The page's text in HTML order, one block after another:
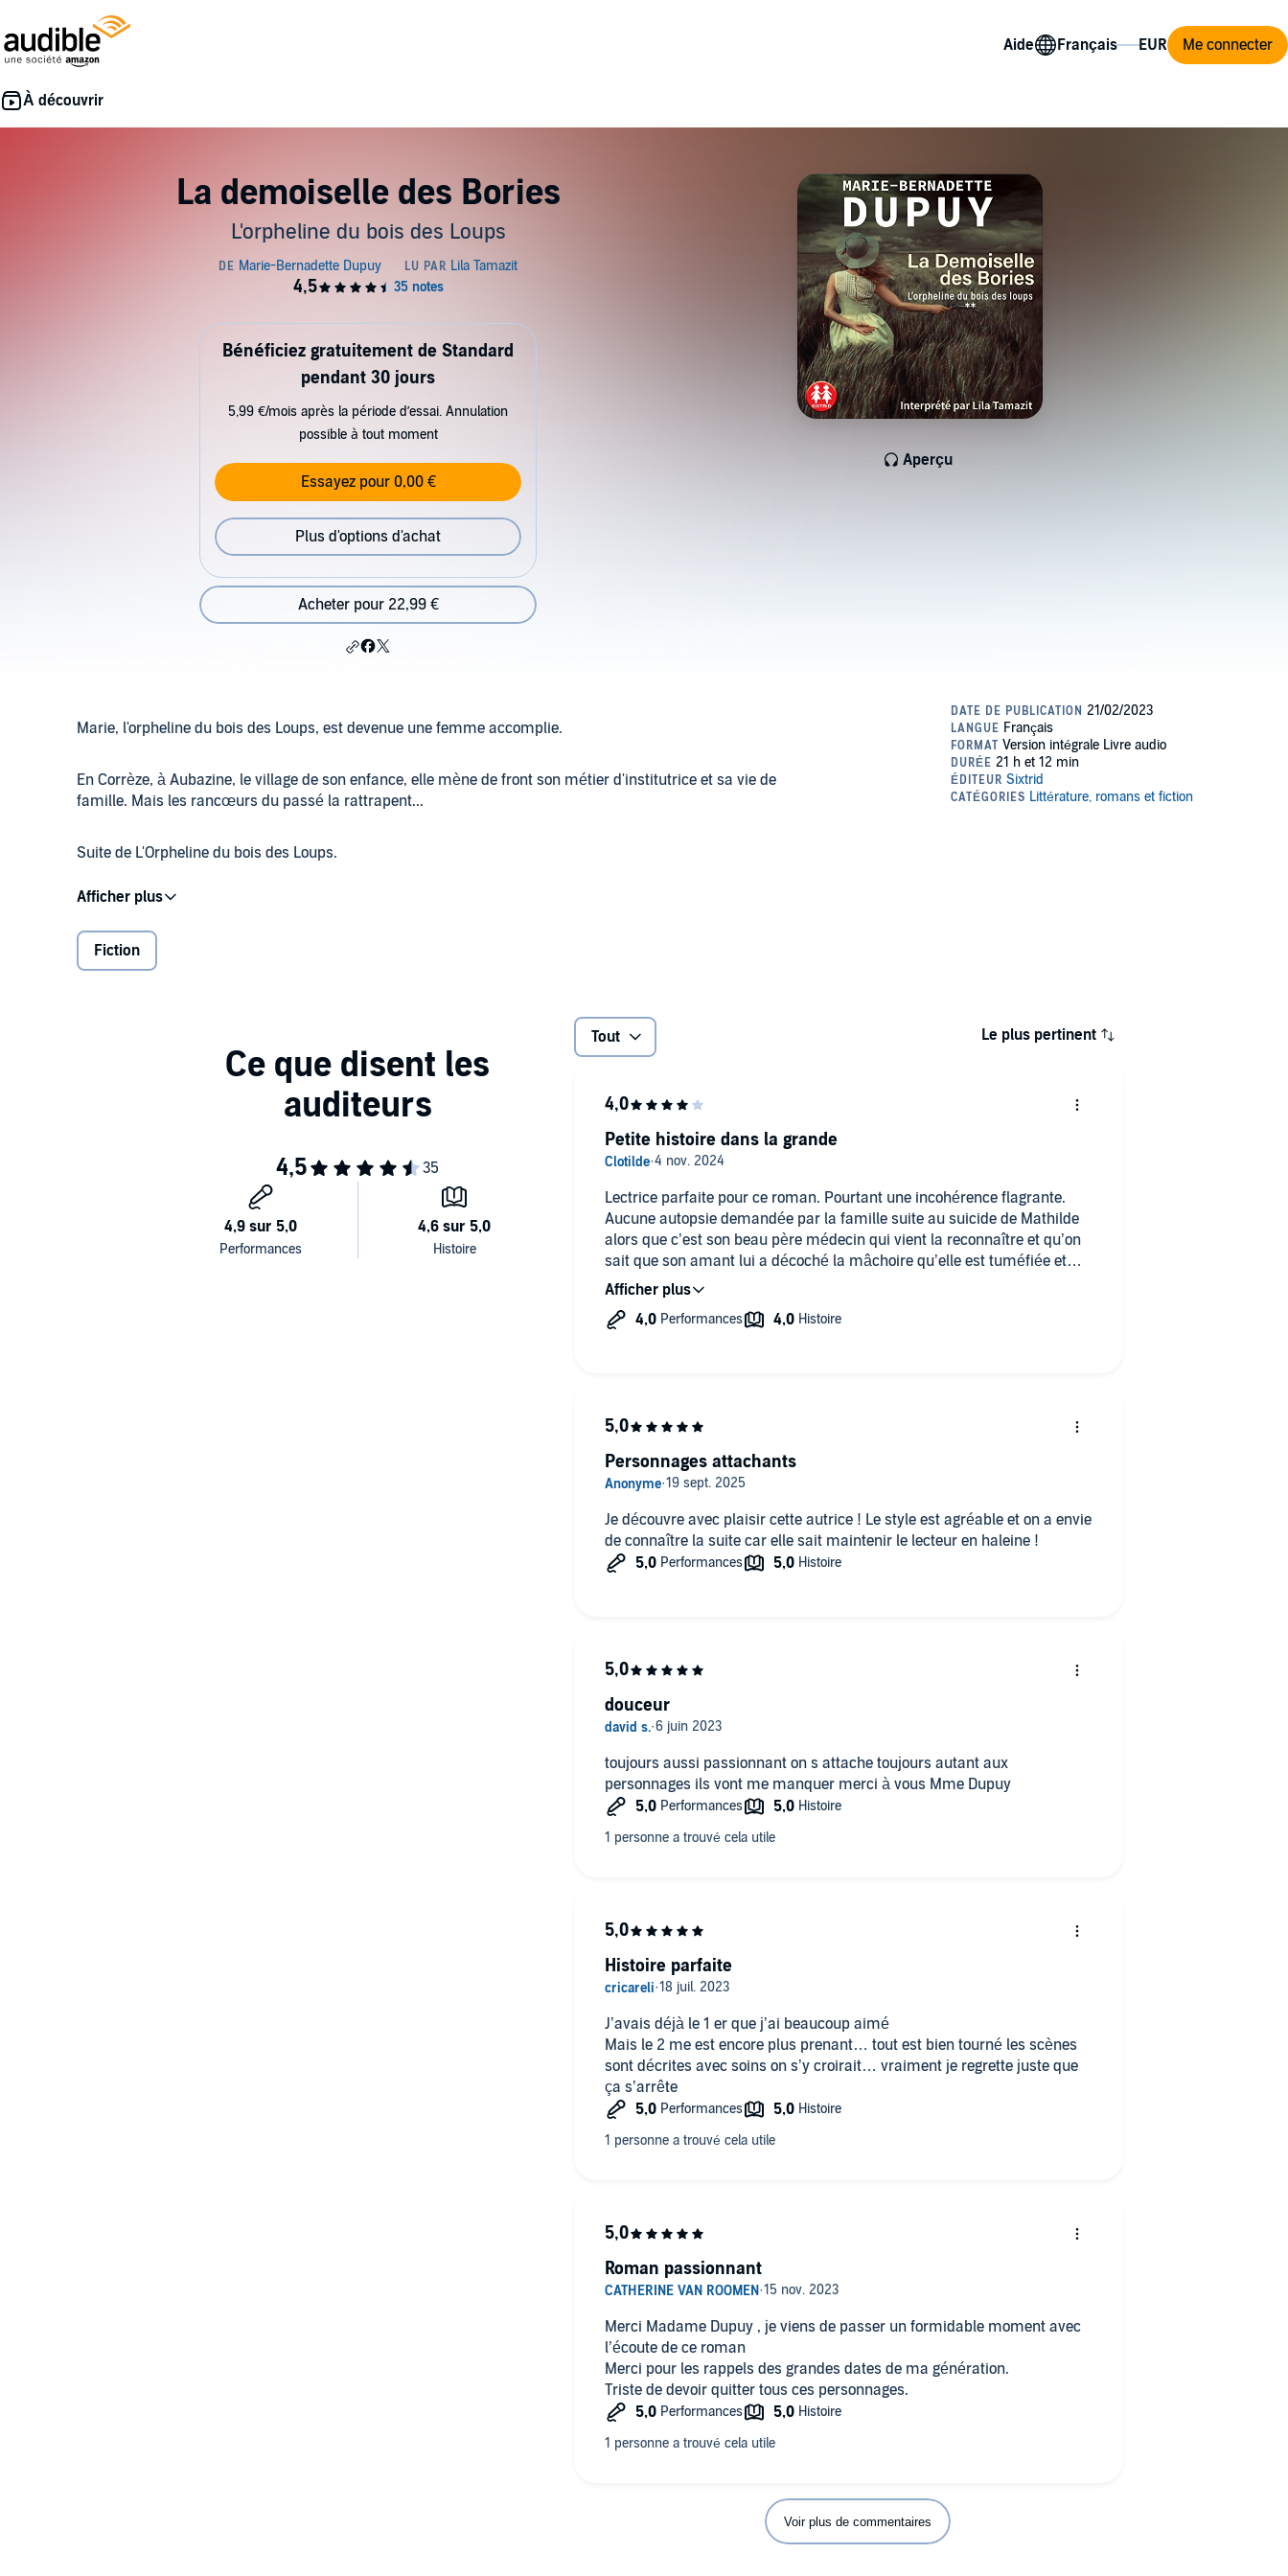
Aide Me connecter
La demoiselle des Bories
L'orpheline du bois des Loups
Aperçu
Bénéficiez gratuitement de Standard
pendant 30 jours
5,99 €/mois après la période d’essai. Annulation
possible à tout moment
Essayez pour 0,00 €
Plus d'options d'achat
Acheter pour 22,99 €
Marie, l'orpheline du bois des Loups, est devenue une femme accomplie.
En Corrèze, à Aubazine, le village de son enfance, elle mène de front son métier d'institutrice et sa vie de
famille. Mais les rancœurs du passé la rattrapent...
Suite de L'Orpheline du bois des Loups.
1946. Marie, la demoiselle des Bories, est revenue comme institutrice dans son village natal, au cœur de la
Corrèze. Femme de médecin, mère de quatre enfants, elle est l'une des personnalités de la région. Les années
d'après-guerre s'annoncent réparatrices. Mais une ombre rôde : un corbeau accuse le couple d'ignominies
durant l'Occupation. Haine ? Jalousie ? Vengeance ? Marie doit à tout prix identifier son détracteur et chasser
Fiction
Tout Le plus pertinent
Lectrice parfaite pour ce roman. Pourtant une incohérence flagrante.
Aucune autopsie demandée par la famille suite au suicide de Mathilde
alors que c’est son beau père médecin qui vient la reconnaître et qu’on
sait que son amant lui a décoché la mâchoire qu’elle est tuméfiée et
battue de partout. Dommage!
Petite histoire dans la grande
Je découvre avec plaisir cette autrice ! Le style est agréable et on a envie
de connaître la suite car elle sait maintenir le lecteur en haleine !
Personnages attachants
toujours aussi passionnant on s attache toujours autant aux
personnages ils vont me manquer merci à vous Mme Dupuy
douceur
J’avais déjà le 1 er que j’ai beaucoup aimé
Mais le 2 me est encore plus prenant… tout est bien tourné les scènes
sont décrites avec soins on s’y croirait… vraiment je regrette juste que
ça s’arrête
Histoire parfaite
Merci Madame Dupuy , je viens de passer un formidable moment avec
l’écoute de ce roman
Merci pour les rappels des grandes dates de ma génération.
Triste de devoir quitter tous ces personnages.
Roman passionnant
Voir plus de commentaires